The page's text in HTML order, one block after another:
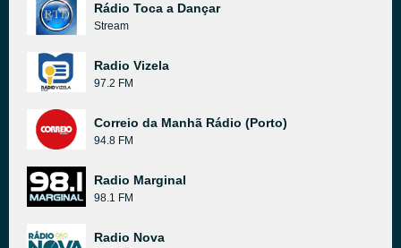
Rádio Toca a Dançar
Stream
Radio Vizela
97.2 FM
Correio da Manhã Rádio (Porto)
94.8 FM
Radio Marginal
98.1 FM
Radio Nova